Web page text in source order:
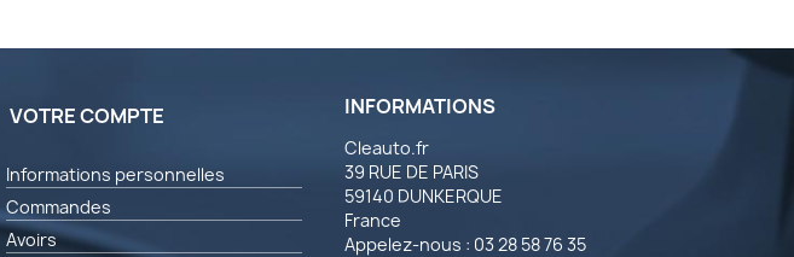
VOTRE COMPTE
Informations personnelles
Commandes
Avoirs
INFORMATIONS
Cleauto.fr
39 RUE DE PARIS
59140 DUNKERQUE
France
Appelez-nous : 03 28 58 76 35